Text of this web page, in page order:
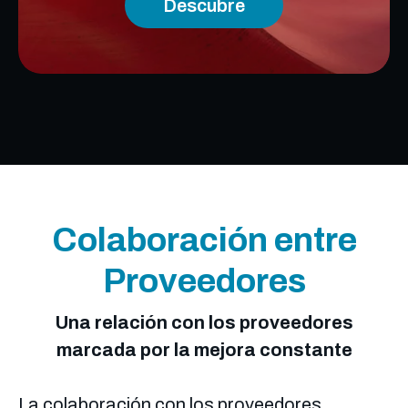
Descubre
Colaboración entre
Proveedores
Una relación con los proveedores
marcada por la mejora constante